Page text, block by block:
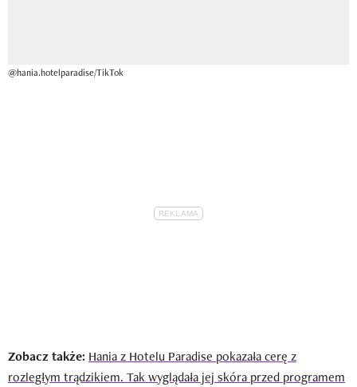
@hania.hotelparadise/TikTok
Zobacz także: Hania z Hotelu Paradise pokazała cerę z
rozległym trądzikiem. Tak wyglądała jej skóra przed programem